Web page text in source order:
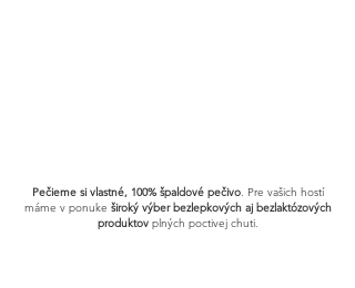
Pečieme si vlastné, 100% špaldové pečivo. Pre vašich hostí
máme v ponuke široký výber bezlepkových aj bezlaktózových
produktovplných poctivej chuti.